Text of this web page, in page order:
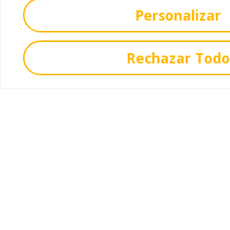
Personalizar
Rechazar Todo